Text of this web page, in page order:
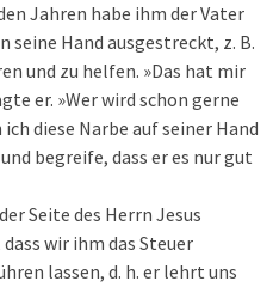
Jahren habe ihm der Vater
seine Hand ausgestreckt, z. B.
und zu helfen. »Das hat mir
er. »Wer wird schon gerne
diese Narbe auf seiner Hand
begreife, dass er es nur gut
Seite des Herrn Jesus
wir ihm das Steuer
lassen, d. h. er lehrt uns